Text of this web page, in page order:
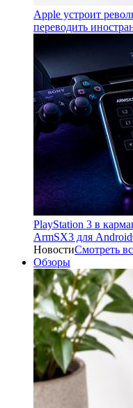
Apple устроит
переводить
PlayStation 3 в
ArmSX3 для Android
НовостиСмотреть
Обзоры